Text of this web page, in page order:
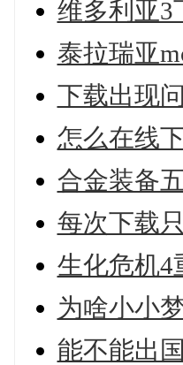
维多利亚3
泰拉瑞亚
下载出现
怎么在线
合金装备
每次下载
生化危机4
为啥小小
能不能出